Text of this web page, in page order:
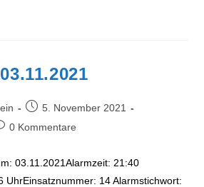
Beitrag5. November 2021
0 Kommentare
03.11.2021Alarmzeit: 21:40
UhrEinsatznummer: 14 Alarmstichwort: